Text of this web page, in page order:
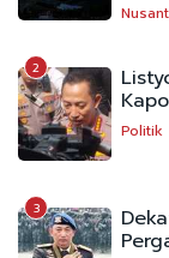
2
Politik
3